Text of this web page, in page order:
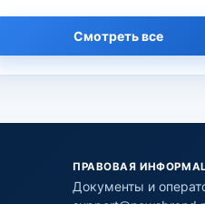
Смотреть все
ПРАВОВАЯ
Документы и